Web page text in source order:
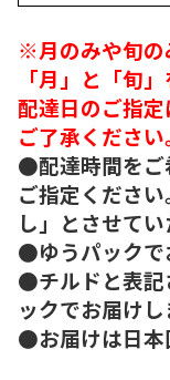
※月のみや旬の
「月」と「旬
配達日のご指定
ご了承ください
●配達時間をご
ご指定くださ
し」とさせてい
●ゆうパックで
●チルドと表記
ックでお届けし
●お届けは日本